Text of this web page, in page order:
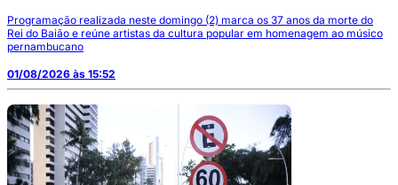
Programação realizada neste domingo (2) marca os 37 anos da morte do
Rei do Baião e reúne artistas da cultura popular em homenagem ao músico
pernambucano
01/08/2026 às 15:52